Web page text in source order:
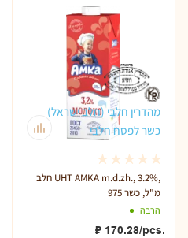
מהדרין חלבי (חלב ישראל)
כשר לפסח חלבי
חלב UHT AMKA m.d.zh., 3.2%,
975 מ"ל, כשר
הרבה
₽ 170.28/pcs.